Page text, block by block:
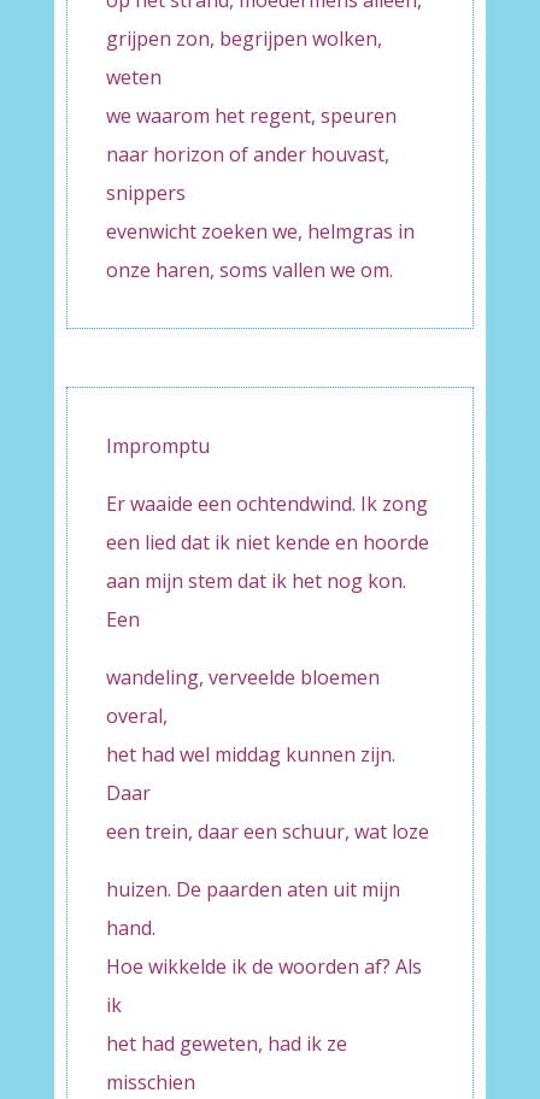
grijpen zon, begrijpen wolken,
weten
we waarom het regent, speuren
naar horizon of ander houvast,
snippers
evenwicht zoeken we, helmgras in
onze haren, soms vallen we om.
Impromptu
Er waaide een ochtendwind. Ik zong
een lied dat ik niet kende en hoorde
aan mijn stem dat ik het nog kon.
Een
wandeling, verveelde bloemen
overal,
het had wel middag kunnen zijn.
Daar
een trein, daar een schuur, wat loze
huizen. De paarden aten uit mijn
hand.
Hoe wikkelde ik de woorden af? Als
ik
het had geweten, had ik ze
misschien